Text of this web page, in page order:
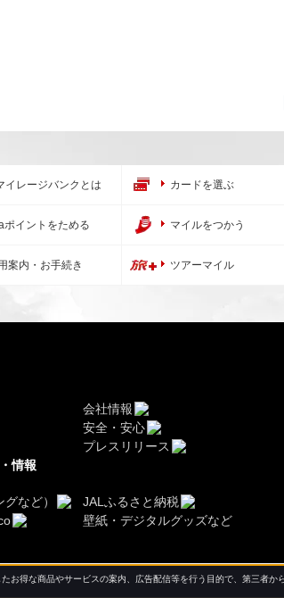
イレージバンクとは カードを選ぶ
ポイントをためる マイルをつかう
案内・お手続き ツアーマイル
会社情報
安全・安心
プレスリリース
情報
など） JALふるさと納税
壁紙・デジタルグッズなど
お得な商品やサービスの案内、広告配信等を行う目的で、第三者